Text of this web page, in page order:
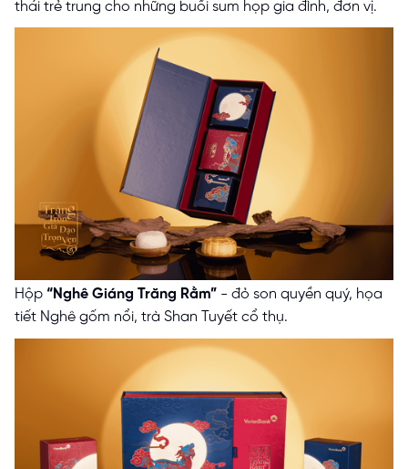
thái trẻ trung cho những buổi sum họp gia đình, đơn vị.
Hộp “Nghê Giáng Trăng Rằm” - đỏ son quyền quý, họa
tiết Nghê gốm nổi, trà Shan Tuyết cổ thụ.